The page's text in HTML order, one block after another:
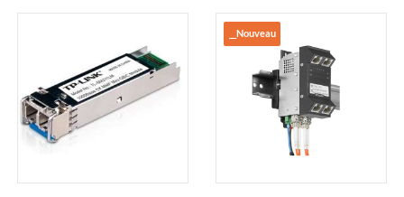
__Nouveau